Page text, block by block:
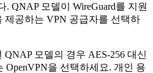
QNAP 모델이 WireGuard를 지원
제공하는 VPN 공급자를 선택하
QNAP 모델의 경우 AES-256 대신
OpenVPN을 선택하세요. 개인 용